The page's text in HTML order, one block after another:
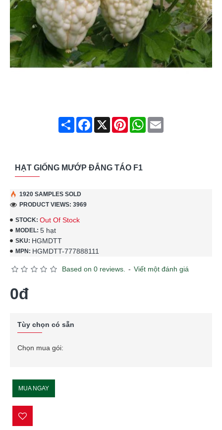
ShareFacebook
X PinterestWhatsApp
Email
HẠT GIỐNG MƯỚP ĐẮNG TÁO F1
STOCK: Out Of Stock
MODEL: 5 hạt
SKU: HGMDTT
MPN: HGMDTT-777888111
1920 SAMPLES SOLD
PRODUCT VIEWS: 3969
Based on 0 reviews. - Viết một đánh giá
0đ
Tùy chọn có sẵn
Chọn mua gói:
MUA NGAY